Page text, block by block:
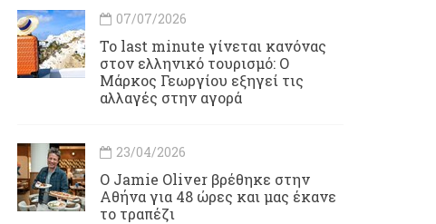
07/07/2026
Το last minute γίνεται κανόνας
στον ελληνικό τουρισμό: Ο
Μάρκος Γεωργίου εξηγεί τις
αλλαγές στην αγορά
23/04/2026
Ο Jamie Oliver βρέθηκε στην
Αθήνα για 48 ώρες και μας έκανε
το τραπέζι